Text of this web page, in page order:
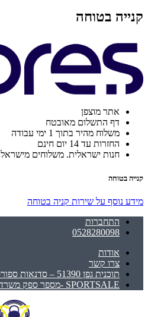
קנייה בטוחה
אתר מוצפן
דף התשלום מאובטח
משלוח מהיר בתוך 1 ימי עבודה
החזרות עד 14 יום חינם
חנות ישראלית. משלוחים מישראל
קנייה בטוחה
מידע נוסף על שירות קניה בטוחה
התחברות
0528280098
אודות
צרו קשר
תוכנית גפן 51390 – סדנאות ספורטיביות, חינוך גופני ועבודת צוות
SPORTSALE -מספר ספק משרד הביטחון 0011041678